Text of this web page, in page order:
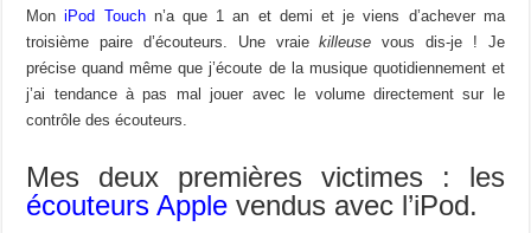
MoniPod Touchn’a que 1 an et demi et je viens d’achever ma
troisième paire d’écouteurs. Une vraiekilleuse vous dis-je ! Je
précise quand même que j’écoute de la musique quotidiennement et
j’ai tendance à pas mal jouer avec le volume directement sur le
contrôle des écouteurs.
Mes deux premières victimes : les
écouteurs Apple vendus avec l’iPod.